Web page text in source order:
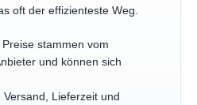
oft der effizienteste Weg.
Preise stammen vom
und können sich
Versand, Lieferzeit und